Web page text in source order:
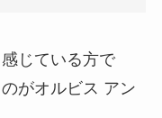
じている方で
がオルビス アン